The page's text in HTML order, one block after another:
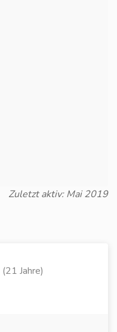
Zuletzt aktiv: Mai 2019
Jahre)